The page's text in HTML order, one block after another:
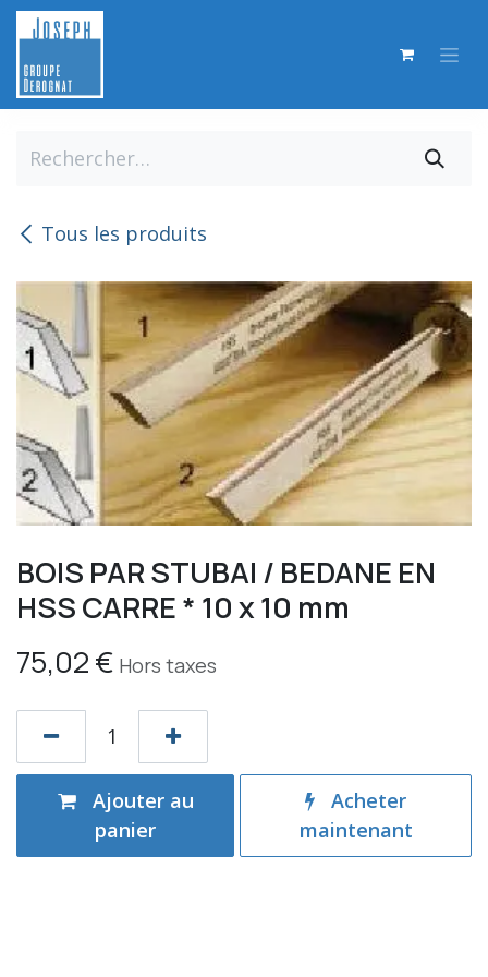
Se rendre au contenu
Tous les produits
BOIS PAR STUBAI / BEDANE EN
HSS CARRE * 10 x 10 mm
75,02€ Hors taxes
Ajouter au
panier
Acheter
maintenant